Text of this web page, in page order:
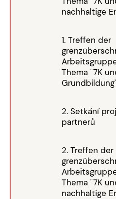
nachhaltige
1. Treffen der
Thema "7K
2. Setkání
partnerů
2. Treffen der
Thema "7K
nachhaltige